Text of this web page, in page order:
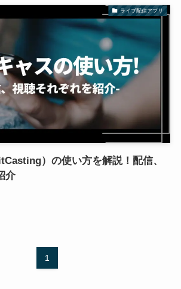
ライブ配信アプリ
）の使い方を解説！配信、
介
1